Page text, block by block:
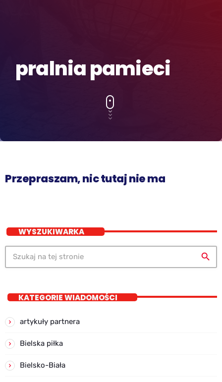
pralnia pamieci
Przepraszam, nic tutaj nie ma
WYSZUKIWARKA
search
KATEGORIE WIADOMOŚCI
artykuły partnera
Bielska piłka
Bielsko-Biała